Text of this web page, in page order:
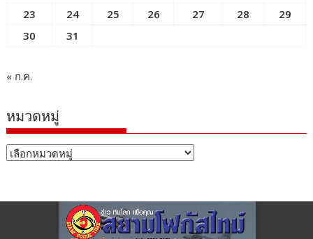
23
24 25 26 27 28
29
30
31
« ก.ค.
หมวดหมู่
หมวด